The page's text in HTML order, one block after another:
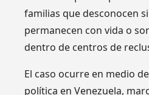
familias que desconocen
permanecen con vida o
dentro de centros de
El caso ocurre en medio
política en Venezuela,